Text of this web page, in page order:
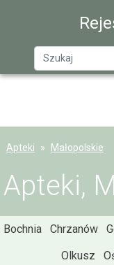
Apteki Małopolskie
Apteki,
Bochnia Chrzanów
Olkusz